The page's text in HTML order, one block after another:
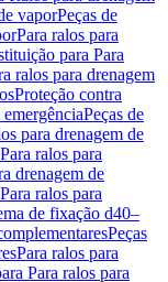
vaporPeças de
Para ralos para
para Para
ralos para drenagem
Proteção contra
Peças de
para drenagem de
ralos para
drenagem de
ralos para
de fixação d40–
Peças
Para ralos para
Para ralos para